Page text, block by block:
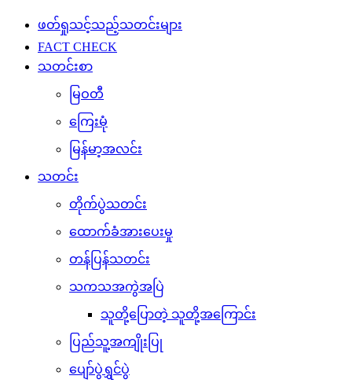
ဖတ်ရှုသင့်သည့်သတင်းများ
FACT CHECK
သတင်းစာ
မြဝတီ
ကြေးမုံ
မြန်မာ့အလင်း
သတင်း
တိုက်ပွဲသတင်း
ထောက်ခံအားပေးမှု
တန်ပြန်သတင်း
သကသအကွဲအပြဲ
သူတို့ပြောတဲ့ သူတို့အကြောင်း
ပြည်သူ့အကျိုးပြု
ပျော်ပွဲရွှင်ပွဲ